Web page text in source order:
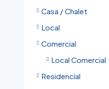
Casa / Chalet
Local
Comercial
Local Comercial
Residencial